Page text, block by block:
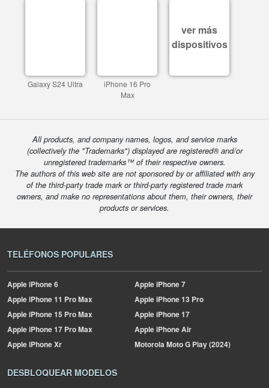
Galaxy S24 Ultra
iPhone 16 Pro
Max
ver más
dispositivos
All products, and company names, logos, and service marks
(collectively the "Trademarks") displayed are registered® and/or
unregistered trademarks™ of their respective owners.
The authors of this web site are not sponsored by or affiliated with any
of the third-party trade mark or third-party registered trade mark
owners, and make no representations about them, their owners, their
products or services.
TELÉFONOS POPULARES
AppleiPhone 6 AppleiPhone 7
AppleiPhone 11 Pro Max AppleiPhone 13 Pro
AppleiPhone 15 Pro Max AppleiPhone 17
AppleiPhone 17 Pro Max AppleiPhone Air
AppleiPhone Xr MotorolaMoto G Play (2024)
DESBLOQUEAR MODELOS